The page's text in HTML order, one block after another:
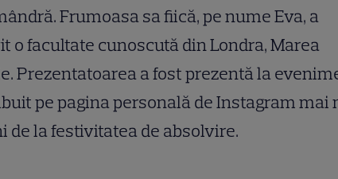
Frumoasa sa fiică, pe nume Eva, a
o facultate cunoscută din Londra, Marea
Prezentatoarea a fost prezentă la
pe pagina personală de Instagram mai
de la festivitatea de absolvire.